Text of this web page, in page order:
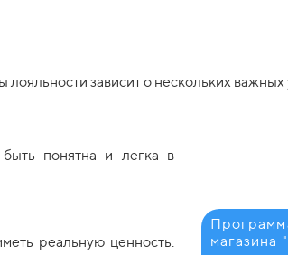
зависит о нескольких важных
понятна и легка в
реальную ценность.
магазина